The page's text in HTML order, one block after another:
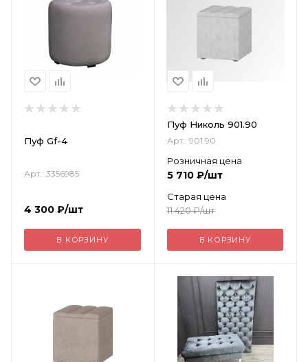
Пуф Gf-4
Арт.: 3356985
4 300 ₽/шт
В КОРЗИНУ
Пуф Николь 901.90
Арт.: 901.90
Розничная цена
5 710₽/шт
Старая цена
11 420₽/шт
В КОРЗИНУ